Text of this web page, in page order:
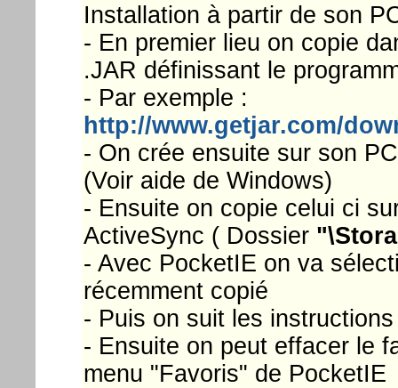
Installation à partir de son
- En premier lieu on copie
.JAR définissant le
- Par exemple :
http://www.getjar.com/
- On crée ensuite sur son
(Voir aide de Windows)
- Ensuite on copie celui ci
ActiveSync ( Dossier
- Avec PocketIE on va
récemment copié
- Puis on suit les
- Ensuite on peut effacer le
menu "Favoris" de PocketIE